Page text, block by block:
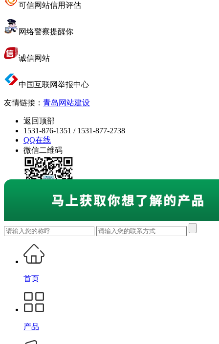
可信网站信用评估
网络警察提醒你
诚信网站
中国互联网举报中心
友情链接： 青岛网站建设
返回顶部
1531-876-1351 / 1531-877-2738
QQ在线
微信二维码
首页
产品